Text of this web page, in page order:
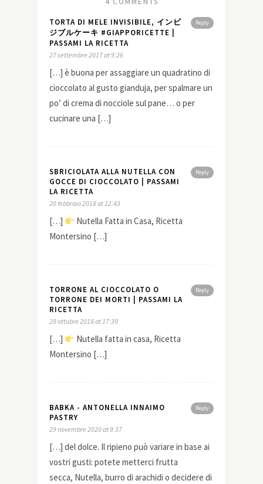
Reply
TORTA DI MELE INVISIBILE, インビ
ジブルケーキ #GIAPPORICETTE |
PASSAMI LA RICETTA
27 settembre 2017 at 9:26
[…] è buona per assaggiare un quadratino di
cioccolato al gusto gianduja, per spalmare un
po’ di crema di nocciole sul pane… o per
cucinare una […]
Reply
SBRICIOLATA ALLA NUTELLA CON
GOCCE DI CIOCCOLATO | PASSAMI
LA RICETTA
20 febbraio 2018 at 12:43
[…]
Nutella Fatta in Casa, Ricetta
Montersino […]
Reply
TORRONE AL CIOCCOLATO O
TORRONE DEI MORTI | PASSAMI LA
RICETTA
29 ottobre 2018 at 17:39
[…]
Nutella fatta in casa, Ricetta
Montersino […]
Reply
BABKA - ANTONELLA INNAIMO
PASTRY
29 novembre 2020 at 9:37
[…] del dolce. Il ripieno può variare in base ai
vostri gusti: potete metterci frutta
secca, Nutella, burro di arachidi o decidere di